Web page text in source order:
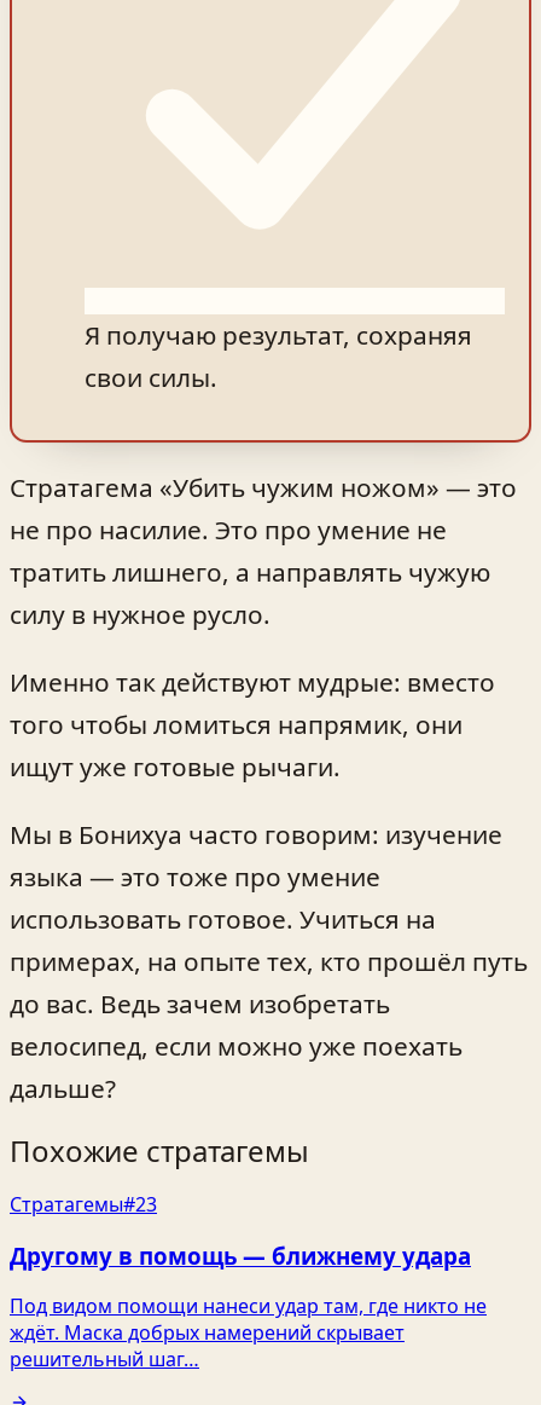
Я получаю результат, сохраняя
свои силы.
Стратагема «Убить чужим ножом» — это
не про насилие. Это про умение не
тратить лишнего, а направлять чужую
силу в нужное русло.
Именно так действуют мудрые: вместо
того чтобы ломиться напрямик, они
ищут уже готовые рычаги.
Мы в Бонихуа часто говорим: изучение
языка — это тоже про умение
использовать готовое. Учиться на
примерах, на опыте тех, кто прошёл путь
до вас. Ведь зачем изобретать
велосипед, если можно уже поехать
дальше?
Похожие стратагемы
Стратагемы#23
Другому в помощь — ближнему удара
Под видом помощи нанеси удар там, где никто не
ждёт. Маска добрых намерений скрывает
решительный шаг…